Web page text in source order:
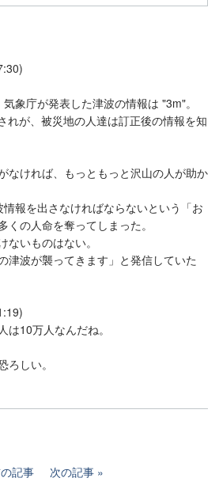
象庁が発表した津波の情報は "3m"。
れが、被災地の人達は訂正後の情報を知
なければ、もっともっと沢山の人が助か
報を出さなければならないという「お
の人命を奪ってしまった。
いものはない。
津波が襲ってきます」と発信していた
10万人なんだね。
しい。
記事 次の記事